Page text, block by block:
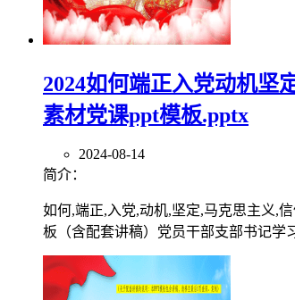
2024如何端正入党动机坚
素材党课ppt模板.pptx
2024-08-14
简介：
如何,端正,入党,动机,坚定,马克思主义,
板（含配套讲稿）党员干部支部书记学